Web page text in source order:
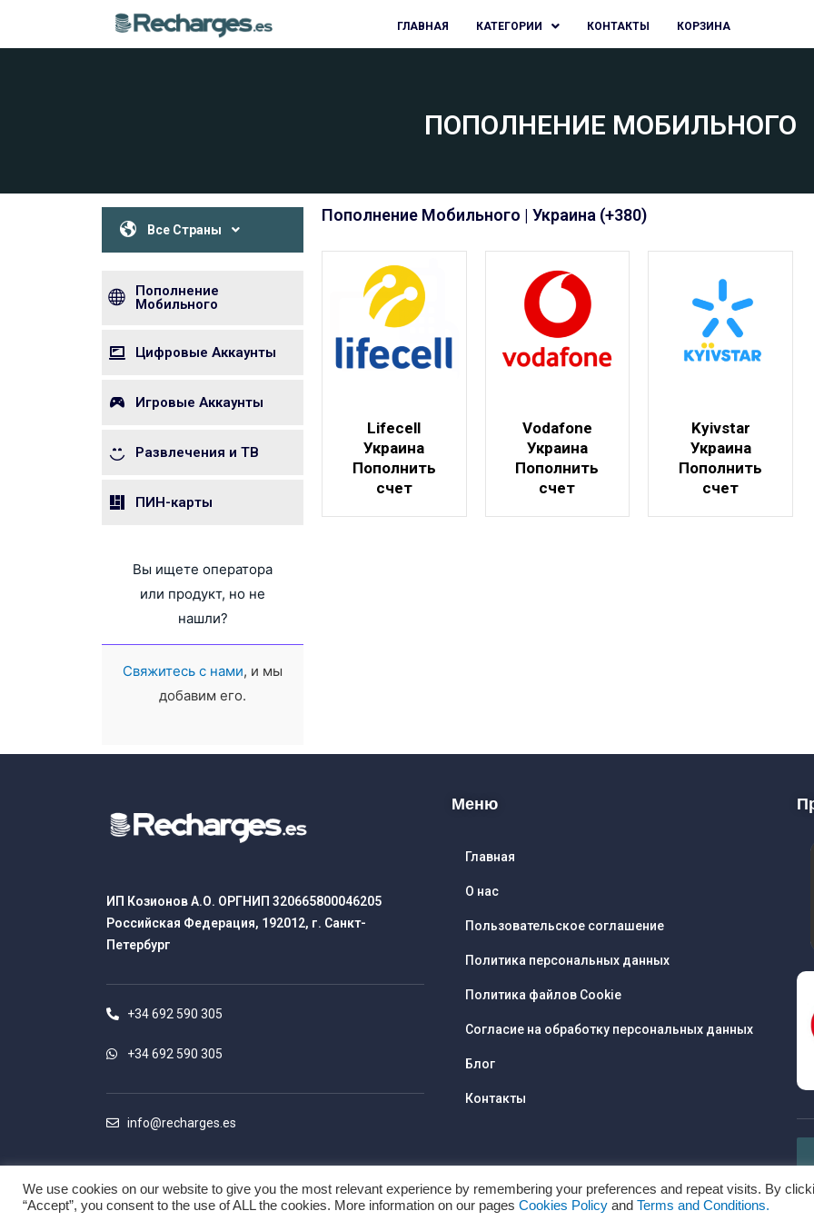
ГЛАВНАЯ КАТЕГОРИИ КОНТАКТЫ КОРЗИНА
ПОПОЛНЕНИЕ МОБИЛЬНОГО
Все Страны
Пополнение
Мобильного
Цифровые Аккаунты
Игровые Аккаунты
Развлечения и ТВ
ПИН-карты
Вы ищете оператора
или продукт, но не
нашли?
Свяжитесь с нами, и мы
добавим его.
Пополнение Мобильного | Украина (+380)
Lifecell
Украина
Пополнить
счет
Vodafone
Украина
Пополнить
счет
Kyivstar
Украина
Пополнить
счет
ИП Козионов А.О. ОРГНИП 320665800046205
Российская Федерация, 192012, г. Санкт-
Петербург
+34 692 590 305
+34 692 590 305
info@recharges.es
Меню
Главная
О нас
Пользовательское соглашение
Политика персональных данных
Политика файлов Cookie
Согласие на обработку персональных данных
Блог
Контакты
Copyright © Все права защищены www.recharges.es
We use cookies on our website to give you the most relevant experience by remembering your preferences and repeat visits. By
“Accept”, you consent to the use of ALL the cookies. More information on our pages Cookies Policy and Terms and Conditions.